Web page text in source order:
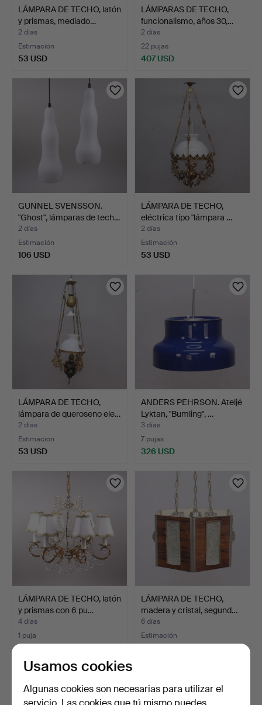
LÁMPARA DE TECHO, latón
y prismas, mediado…
2 días
Estimación
53 USD
LÁMPARAS DE TECHO,
funcionalismo, años 30,…
2 días
22 pujas
407 USD
GUNNEL SVENSSON.
"Ghost", lámparas de tech…
2 días
Estimación
106 USD
LÁMPARA DE TECHO,
eléctrica tipo "lámpara …
2 días
Estimación
53 USD
LÁMPARA DE TECHO,
lámpara de queroseno ele…
2 días
Estimación
53 USD
ANDERS PEHRSON. Ateljé
Lyktan, "Bumling", …
3 días
7 pujas
326 USD
LÁMPARA DE TECHO, latón
y prismas con 6 pu…
4 días
1 puja
22 USD
LÁMPARA DE TECHO,
madera y cristal, segund…
6 días
Estimación
Usamos cookies
Algunas cookies son necesarias para utilizar el